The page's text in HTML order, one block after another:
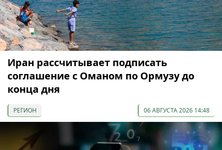
Иран рассчитывает подписать
соглашение с Оманом по Ормузу до
конца дня
РЕГИОН 06 АВГУСТА 2026 14:48